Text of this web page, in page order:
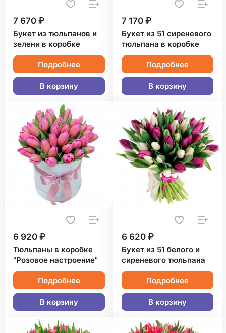
7 670 ₽
Букет из тюльпанов и
зелени в коробке
Подробнее
В корзину
7 170 ₽
Букет из 51 сиреневого
тюльпана в коробке
Подробнее
В корзину
6 920 ₽
Тюльпаны в коробке
"Розовое настроение"
Подробнее
В корзину
6 620 ₽
Букет из 51 белого и
сиреневого тюльпана
Подробнее
В корзину